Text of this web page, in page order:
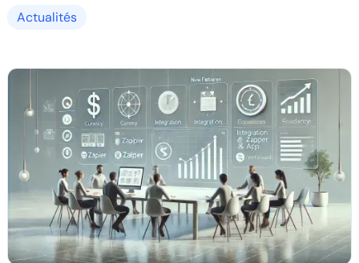
RowShare !
Actualités